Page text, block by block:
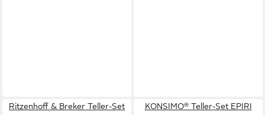
Ritzenhoff & Breker Teller-Set
KONSIMO® Teller-Set EPIRI